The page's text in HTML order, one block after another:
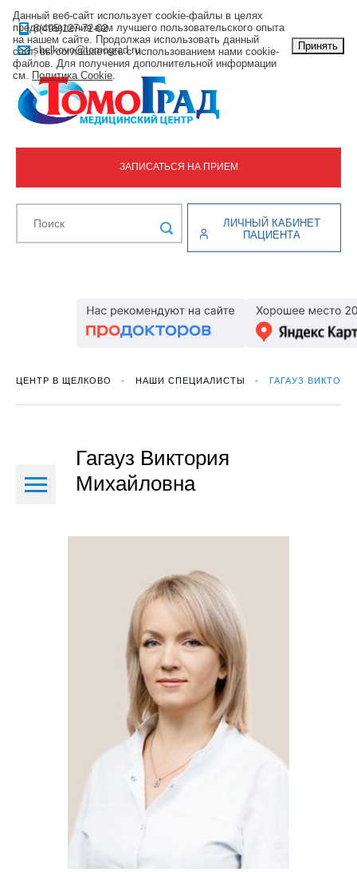
8(495)127-72-02
shelkovo@tomograd.ru
ЗАПИСАТЬСЯ НА ПРИЕМ
ЛИЧНЫЙ КАБИНЕТ
ПАЦИЕНТА
ЦЕНТР В ЩЕЛКОВО НАШИ СПЕЦИАЛИСТЫ ГАГАУЗ
Гагауз Виктория
Михайловна
Данный веб-сайт использует cookie-файлы в целях
предоставления вам лучшего пользовательского опыта
на нашем сайте. Продолжая использовать данный
сайт, вы соглашаетесь с использованием нами cookie-
файлов. Для получения дополнительной информации
см. Политика Cookie.
Принять